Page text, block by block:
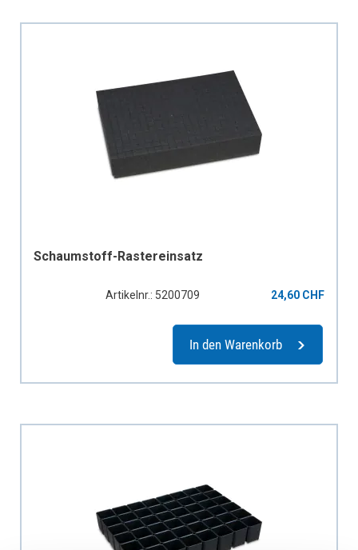
Schaumstoff-Rastereinsatz
Artikelnr.: 5200709 24,60 CHF
In den Warenkorb